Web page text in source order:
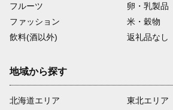
フルーツ
卵・乳製品
ファッション
米・穀物
飲料(酒以外)
返礼品なし
地域から探す
北海道エリア
東北エリア